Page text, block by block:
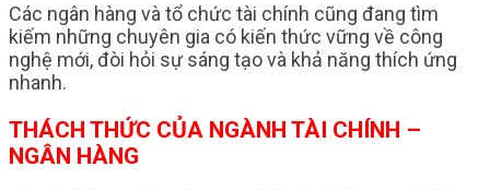
Các ngân hàng và tổ chức tài chính cũng đang tìm
kiếm những chuyên gia có kiến thức vững về công
nghệ mới, đòi hỏi sự sáng tạo và khả năng thích ứng
nhanh.
THÁCH THỨC CỦA NGÀNH TÀI CHÍNH –
NGÂN HÀNG